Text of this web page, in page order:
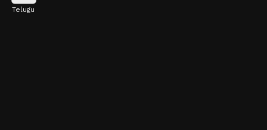
మూలసంఖ్య 3 కలిగిన అమ్మాయిలు తమ మంచి
Telugu